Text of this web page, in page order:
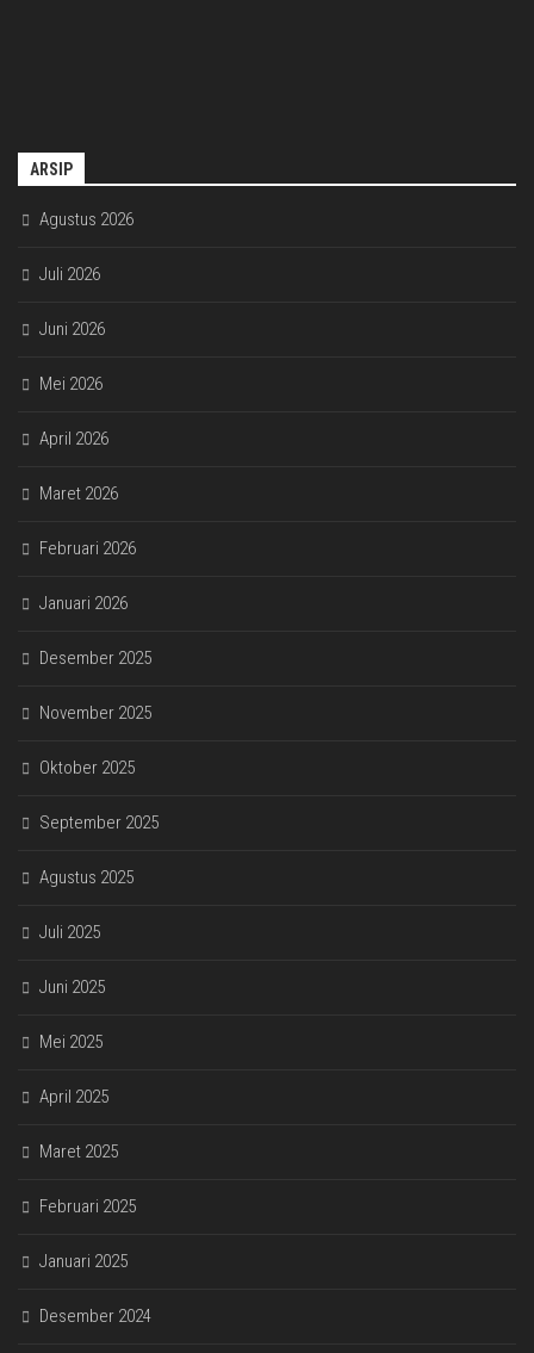
ARSIP
Agustus 2026
Juli 2026
Juni 2026
Mei 2026
April 2026
Maret 2026
Februari 2026
Januari 2026
Desember 2025
November 2025
Oktober 2025
September 2025
Agustus 2025
Juli 2025
Juni 2025
Mei 2025
April 2025
Maret 2025
Februari 2025
Januari 2025
Desember 2024